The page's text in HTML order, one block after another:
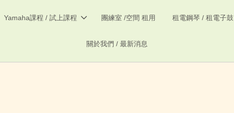
Yamaha課程 / 試上課程 團練室 /空間 租用 租電鋼琴 / 租電子鼓
關於我們 / 最新消息